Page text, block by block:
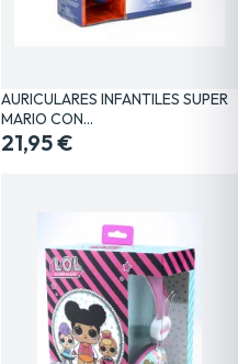
AURICULARES INFANTILES SUPER
MARIO CON…
21,95 €